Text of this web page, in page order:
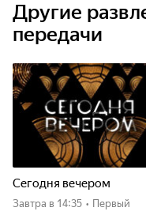
Другие
передачи
Сегодня вечером
Завтра в 14:35 • Первый